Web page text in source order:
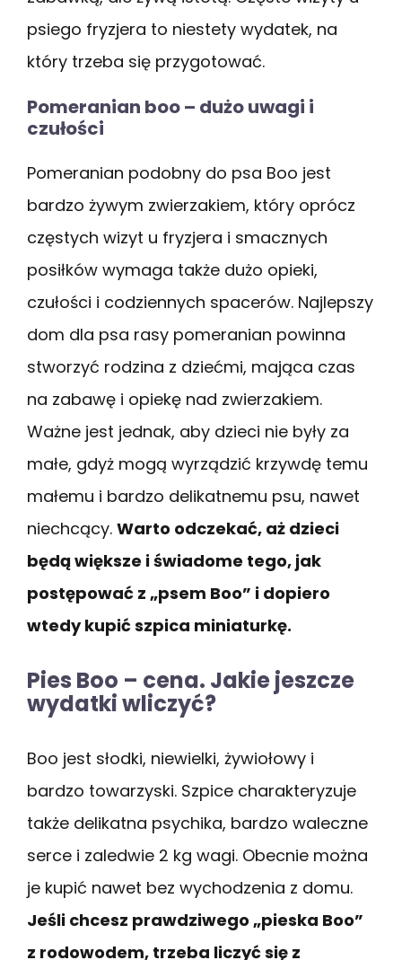
psiego fryzjera to niestety wydatek, na
który trzeba się przygotować.
Pomeranian boo – dużo uwagi i
czułości
Pomeranian podobny do psa Boo jest
bardzo żywym zwierzakiem, który oprócz
częstych wizyt u fryzjera i smacznych
posiłków wymaga także dużo opieki,
czułości i codziennych spacerów. Najlepszy
dom dla psa rasy pomeranian powinna
stworzyć rodzina z dziećmi, mająca czas
na zabawę i opiekę nad zwierzakiem.
Ważne jest jednak, aby dzieci nie były za
małe, gdyż mogą wyrządzić krzywdę temu
małemu i bardzo delikatnemu psu, nawet
niechcący. Warto odczekać, aż dzieci
będą większe i świadome tego, jak
postępować z „psem Boo” i dopiero
wtedy kupić szpica miniaturkę.
Pies Boo – cena. Jakie jeszcze
wydatki wliczyć?
Boo jest słodki, niewielki, żywiołowy i
bardzo towarzyski. Szpice charakteryzuje
także delikatna psychika, bardzo waleczne
serce i zaledwie 2 kg wagi. Obecnie można
je kupić nawet bez wychodzenia z domu.
Jeśli chcesz prawdziwego „pieska Boo”
z rodowodem, trzeba liczyć się z